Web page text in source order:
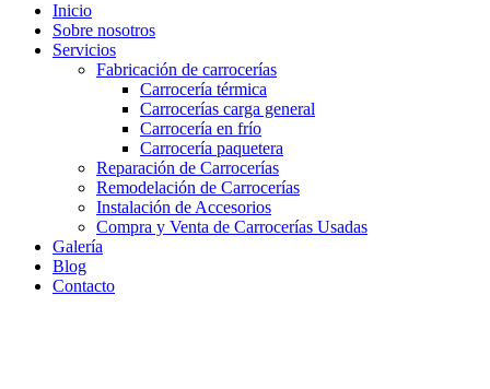
Inicio
Sobre nosotros
Servicios
Fabricación de carrocerías
Carrocería térmica
Carrocerías carga general
Carrocería en frío
Carrocería paquetera
Reparación de Carrocerías
Remodelación de Carrocerías
Instalación de Accesorios
Compra y Venta de Carrocerías Usadas
Galería
Blog
Contacto